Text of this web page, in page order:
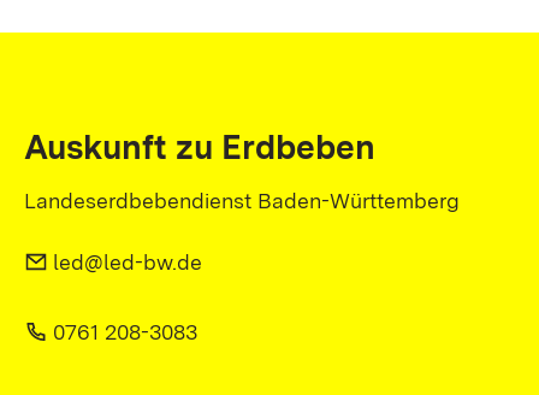
Auskunft zu Erdbeben
Landeserdbebendienst Baden-Württemberg
led@led-bw.de
0761 208-3083